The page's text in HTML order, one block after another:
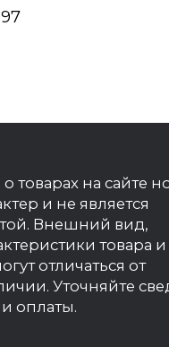
товарах на сайте
и не является
Внешний вид,
товара и
отличаться от
Уточняйте
оплаты.